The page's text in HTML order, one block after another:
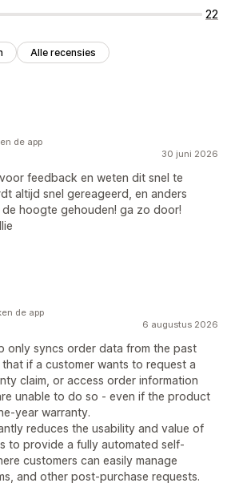
22
Alle recensies
30 juni 2026
feedback en weten dit snel te
altijd snel gereageerd, en anders
hoogte gehouden! ga zo door!
de app
6 augustus 2026
only syncs order data from the past
that if a customer wants to request a
claim, or access order information
unable to do so - even if the product
year warranty.
reduces the usability and value of
to provide a fully automated self-
customers can easily manage
and other post-purchase requests.
de app